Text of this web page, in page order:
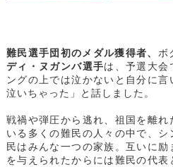
難民選手団初のメダル獲得者、 ボ
ディ・ヌガンバ選手は、予選大会
ングの上では泣かないと自分に
泣いちゃった 」と話しました。
戦禍や弾圧から逃れ、祖国を離
いる多くの難民の人々の中で、
民はみんな一つの家族。互いに励
を与えられたからには難民の代